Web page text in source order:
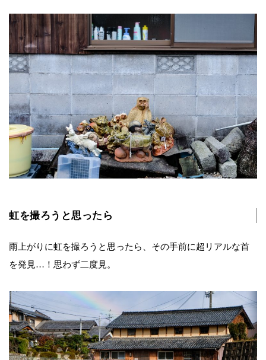
虹を撮ろうと思ったら
雨上がりに虹を撮ろうと思ったら、その手前に超リアルな首
を発見…！思わず二度見。